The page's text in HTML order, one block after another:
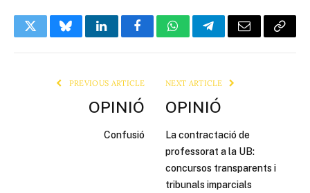
TwitterBlueskyLinkedInFacebookWhatsAppTelegramEmail Copy
PREVIOUS ARTICLE
OPINIÓ
Confusió
NEXT ARTICLE
OPINIÓ
La contractació de
professorat a la UB:
concursos transparents i
tribunals imparcials